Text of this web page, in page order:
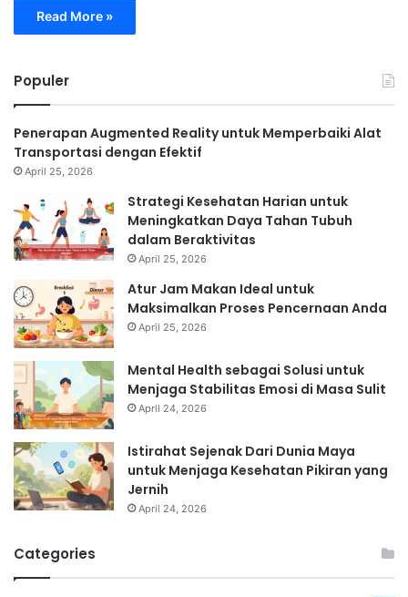
Read More »
Populer
Penerapan Augmented Reality untuk Memperbaiki Alat
Transportasi dengan Efektif
April 25, 2026
Strategi Kesehatan Harian untuk
Meningkatkan Daya Tahan Tubuh
dalam Beraktivitas
April 25, 2026
Atur Jam Makan Ideal untuk
Maksimalkan Proses Pencernaan Anda
April 25, 2026
Mental Health sebagai Solusi untuk
Menjaga Stabilitas Emosi di Masa Sulit
April 24, 2026
Istirahat Sejenak Dari Dunia Maya
untuk Menjaga Kesehatan Pikiran yang
Jernih
April 24, 2026
Categories